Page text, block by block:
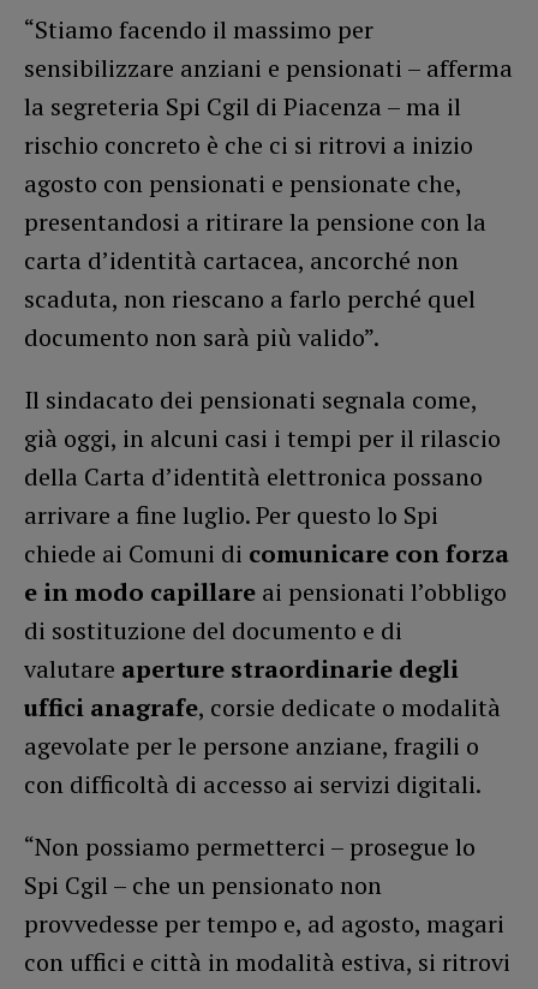
“Stiamo facendo il massimo per
sensibilizzare anziani e pensionati – afferma
la segreteria Spi Cgil di Piacenza – ma il
rischio concreto è che ci si ritrovi a inizio
agosto con pensionati e pensionate che,
presentandosi a ritirare la pensione con la
carta d’identità cartacea, ancorché non
scaduta, non riescano a farlo perché quel
documento non sarà più valido”.
Il sindacato dei pensionati segnala come,
già oggi, in alcuni casi i tempi per il rilascio
della Carta d’identità elettronica possano
arrivare a fine luglio. Per questo lo Spi
chiede ai Comuni di comunicare con forza
e in modo capillare ai pensionati l’obbligo
di sostituzione del documento e di
valutare aperture straordinarie degli
uffici anagrafe, corsie dedicate o modalità
agevolate per le persone anziane, fragili o
con difficoltà di accesso ai servizi digitali.
“Non possiamo permetterci – prosegue lo
Spi Cgil – che un pensionato non
provvedesse per tempo e, ad agosto, magari
con uffici e città in modalità estiva, si ritrovi